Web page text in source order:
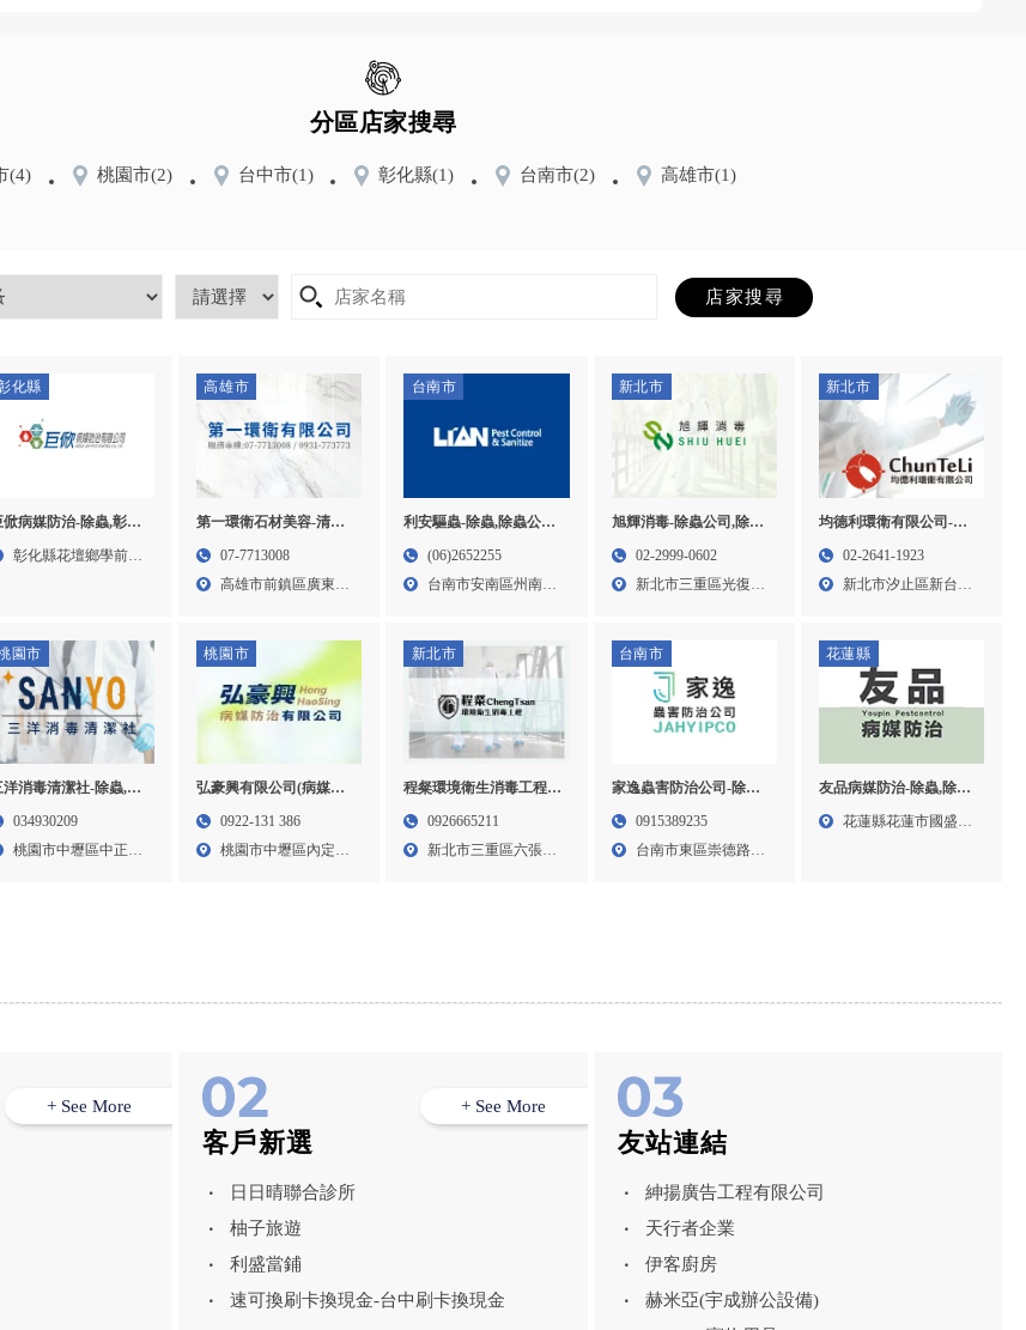
分區店家搜尋
(4) 桃園市(2) 台中市(1) 彰化縣(1) 台南市(2) 高雄市(1)
化縣
俽病媒防治-除蟲,彰化
蟲,花壇除蟲,除蟲公司
彰化縣花壇鄉學前路
高雄市
第一環衛石材美容-清潔
公司,石材美容,高雄清潔
07-7713008
高雄市前鎮區廣東三
台南市
利安驅蟲-除蟲,除蟲公司,
台南除蟲,安南區除蟲公
(06)2652255
台南市安南區州南里
新北市
旭輝消毒-除蟲公司,除蟲,
台北除蟲公司,三重除蟲
02-2999-0602
新北市三重區光復路
新北市
均德利環衛有限公司-消
毒公司,除蟲,滅鼠,台北消
鼠,汐止消毒公司
02-2641-1923
新北市汐止區新台五
園市
洋消毒清潔社-除蟲,除
公司,桃園除蟲公司,中
034930209
桃園市中壢區中正路
桃園市
弘豪興有限公司(病媒防
治)-除蟲公司,桃園除蟲公
0922-131 386
桃園市中壢區內定二
新北市
程粲環境衛生消毒工程-
除蟲公司,台北除蟲公司,
0926665211
新北市三重區六張街
台南市
家逸蟲害防治公司-除蟲
公司,台南除蟲公司,東區
0915389235
台南市東區崇德路
花蓮縣
友品病媒防治-除蟲,除蟲
公司,花蓮除蟲,花蓮除蟲
花蓮縣花蓮市國盛一
+ See More
客戶新選
日日晴聯合診所
柚子旅遊
利盛當鋪
速可換刷卡換現金-台中刷卡換現金
+ See More
友站連結
紳揚廣告工程有限公司
天行者企業
伊客廚房
赫米亞(宇成辦公設備)